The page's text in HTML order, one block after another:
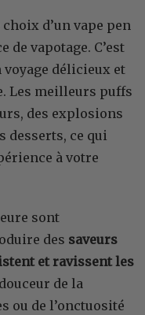
d’un vape pen
de vapotage. C’est
délicieux et
Les meilleurs puffs
des explosions
desserts, ce qui
à votre
sont
des saveurs
et ravissent les
de la
ou de l’onctuosité